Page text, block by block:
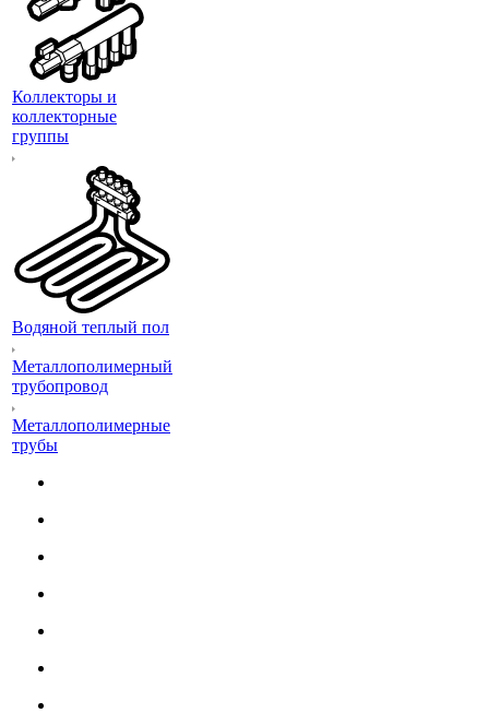
Коллекторы и
коллекторные
группы
Водяной теплый пол
Металлополимерный
трубопровод
Металлополимерные
трубы